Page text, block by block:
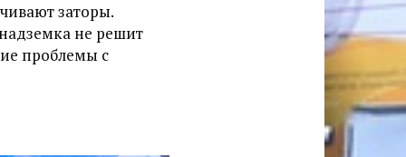
заторы.
не решит
проблемы с